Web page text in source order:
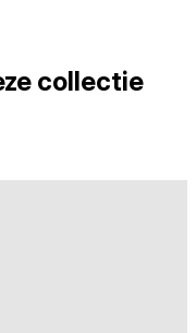
collectie